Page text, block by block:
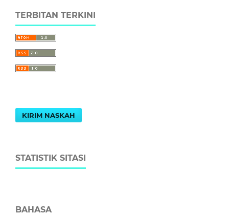
TERBITAN TERKINI
KIRIM NASKAH
STATISTIK SITASI
BAHASA